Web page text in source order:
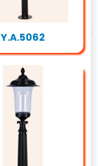
Y.A.5062